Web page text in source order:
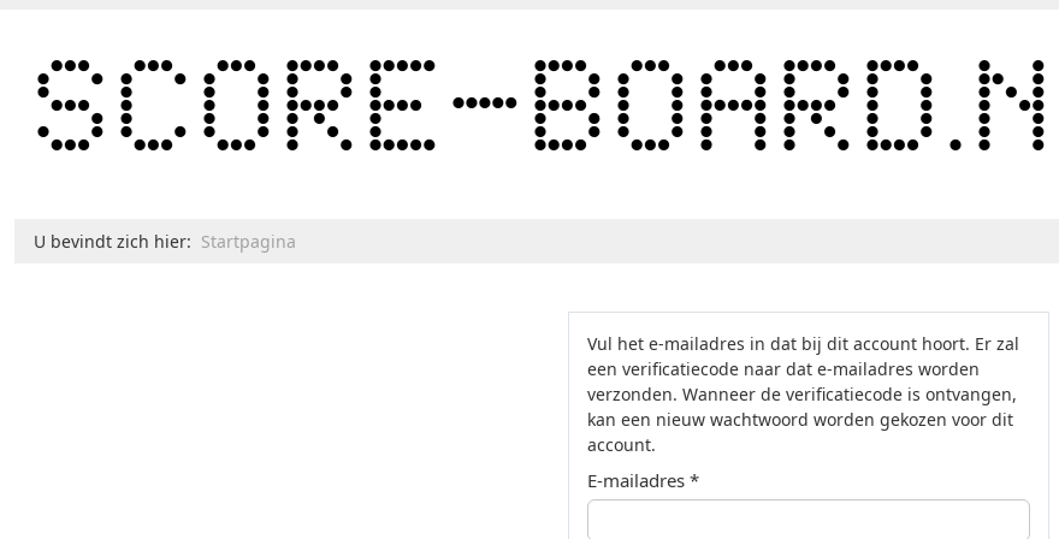
U bevindt zich hier: Startpagina
Vul het e-mailadres in dat bij dit account hoort. Er zal
een verificatiecode naar dat e-mailadres worden
verzonden. Wanneer de verificatiecode is ontvangen,
kan een nieuw wachtwoord worden gekozen voor dit
account.
E-mailadres *